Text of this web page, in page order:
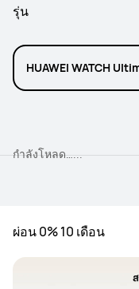
รุ่น
HUAWEI WATCH
กำลังโหลด…...
ผ่อน 0% 10 เดือน